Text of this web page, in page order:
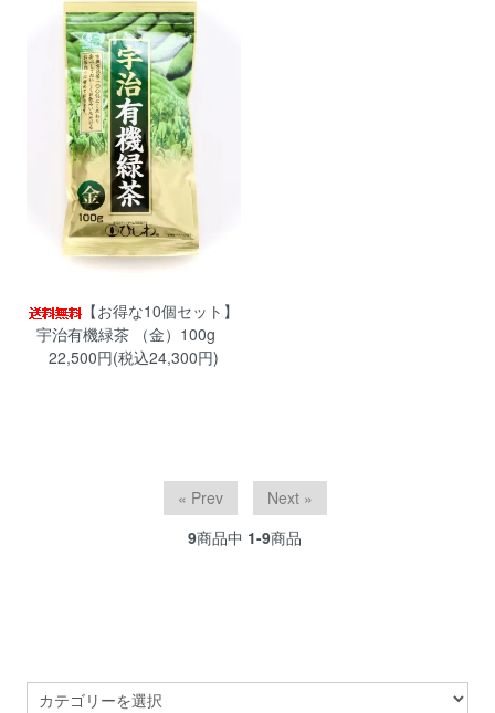
【お得な10個セット】
宇治有機緑茶 （金）100g
22,500円(税込24,300円)
« Prev
Next »
9商品中 1-9商品